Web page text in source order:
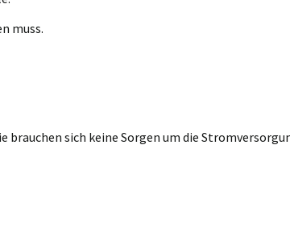
muss.
sich keine Sorgen um die